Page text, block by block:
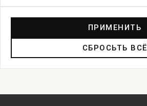
Инсталляция
ПРИМЕНИТЬ
СБРОСЬТЬ ВСЁ